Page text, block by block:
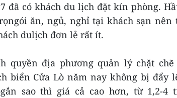
đã có khách du lịch đặt kín phòng.
ăn, ngủ, nghỉ tại khách sạn nên
dulịch đơn lẻ rất ít.
quyền địa phương quản lý chặt
biển Cửa Lò năm nay không bị đẩy
sao thì giá cả cao hơn, từ 1,2-4